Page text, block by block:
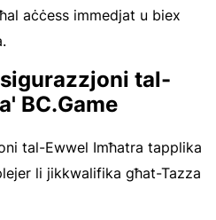
aċċess immedjat u biex
tal-
BC.Game
tal-Ewwel Imħatra tapplika
li jikkwalifika għat-Tazza